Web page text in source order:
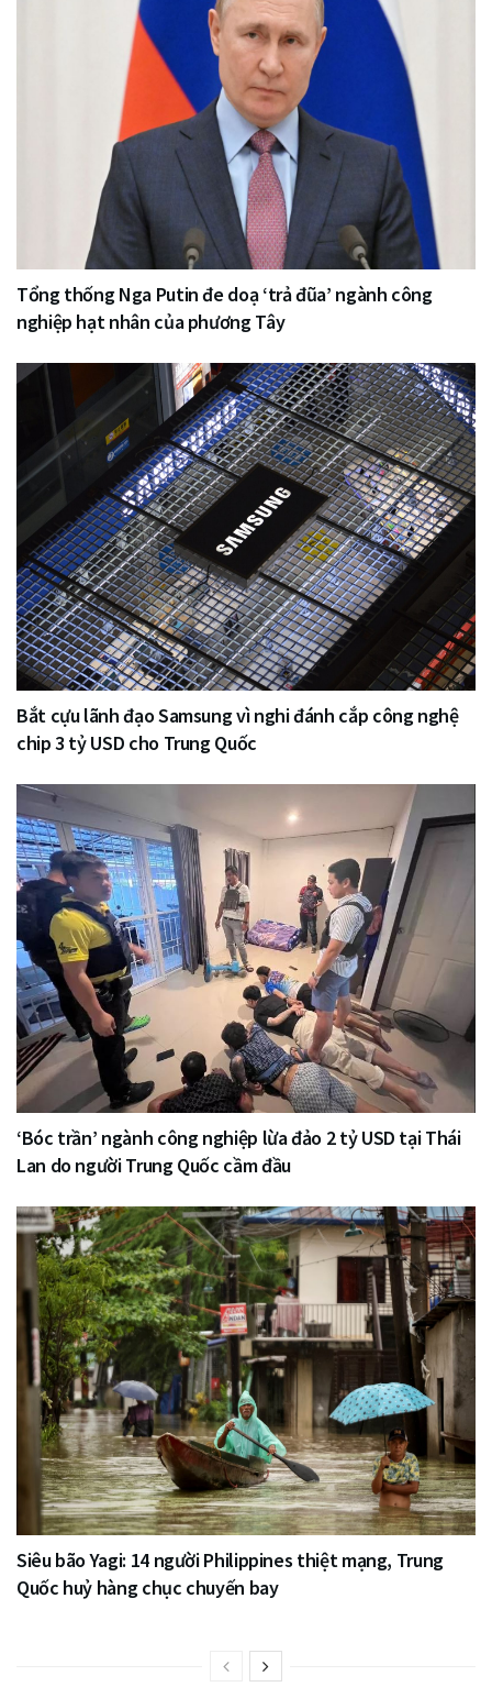
Tổng thống Nga Putin đe doạ ‘trả đũa’ ngành công
nghiệp hạt nhân của phương Tây
Bắt cựu lãnh đạo Samsung vì nghi đánh cắp công nghệ
chip 3 tỷ USD cho Trung Quốc
‘Bóc trần’ ngành công nghiệp lừa đảo 2 tỷ USD tại Thái
Lan do người Trung Quốc cầm đầu
Siêu bão Yagi: 14 người Philippines thiệt mạng, Trung
Quốc huỷ hàng chục chuyến bay